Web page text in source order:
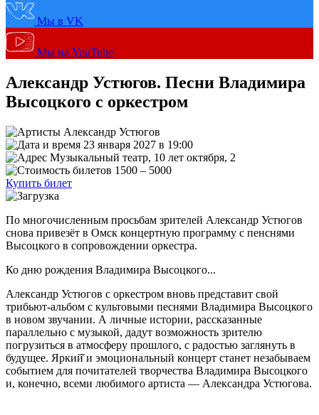
Мы в VK
Мы на YouTube
Александр Устюгов. Песни Владимира
Высоцкого с оркестром
Александр Устюгов
23 января 2027 в 19:00
Музыкальный театр, 10 лет октября, 2
1500 – 5000
Купить билет
По многочисленным просьбам зрителей Александр Устюгов
снова привезёт в Омск концертную программу с пенснями
Высоцкого в сопровождении оркестра.
Ко дню рождения Владимира Высоцкого...
Александр Устюгов с оркестром вновь представит свой
трибьют-альбом с культовыми песнями Владимира Высоцкого
в новом звучании. А личные истории, рассказанные
параллельно с музыкой, дадут возможность зрителю
погрузиться в атмосферу прошлого, с радостью заглянуть в
будущее. Яркий̆ и эмоциональный концерт станет незабываем
событием для почитателей творчества Владимира Высоцкого
и, конечно, всеми любимого артиста — Александра Устюгова.